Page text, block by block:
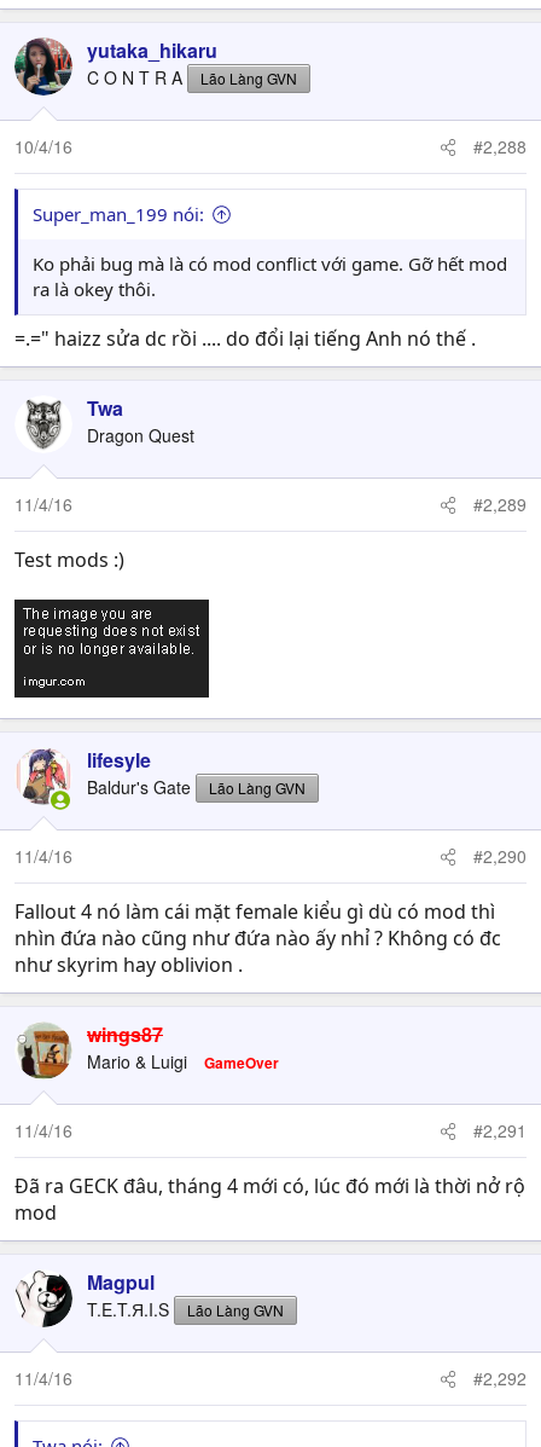
yutaka_hikaru
C O N T R A Lão Làng GVN
10/4/16 #2,288
Super_man_199 nói:
Ko phải bug mà là có mod conflict với game. Gỡ hết mod
ra là okey thôi.
=.=" haizz sửa dc rồi .... do đổi lại tiếng Anh nó thế .
Twa
Dragon Quest
11/4/16 #2,289
Test mods :)
lifesyle
Baldur's Gate Lão Làng GVN
11/4/16 #2,290
Fallout 4 nó làm cái mặt female kiểu gì dù có mod thì
nhìn đứa nào cũng như đứa nào ấy nhỉ ? Không có đc
như skyrim hay oblivion .
wings87
Mario & Luigi GameOver
11/4/16 #2,291
Đã ra GECK đâu, tháng 4 mới có, lúc đó mới là thời nở rộ
mod
Magpul
T.E.T.Я.I.S Lão Làng GVN
11/4/16 #2,292